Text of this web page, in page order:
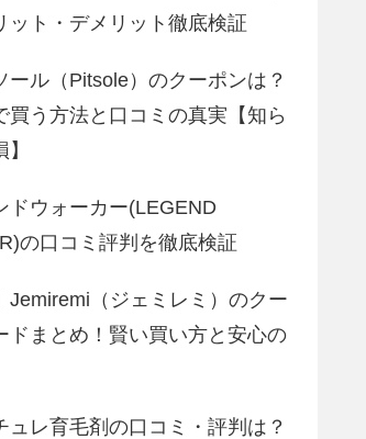
ット・デメリット徹底検証
ール（Pitsole）のクーポンは？
買う方法と口コミの真実【知ら
ドウォーカー(LEGEND
の口コミ評判を徹底検証
Jemiremi（ジェミレミ）のクー
ドまとめ！賢い買い方と安心の
ュレ育毛剤の口コミ・評判は？